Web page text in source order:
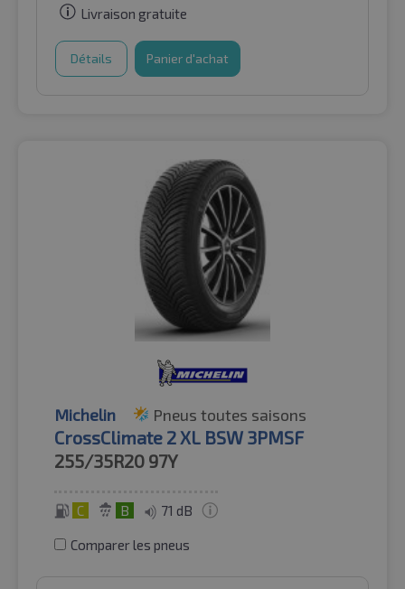
Livraison gratuite
Détails Panier d'achat
Michelin Pneus toutes saisons
CrossClimate 2 XL BSW 3PMSF
255/35R20 97Y
C B 71 dB
Comparer les pneus